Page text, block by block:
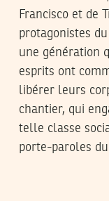
Francisco et de
protagonistes
une génération
esprits ont
libérer leurs
chantier, qui
telle classe
porte-paroles